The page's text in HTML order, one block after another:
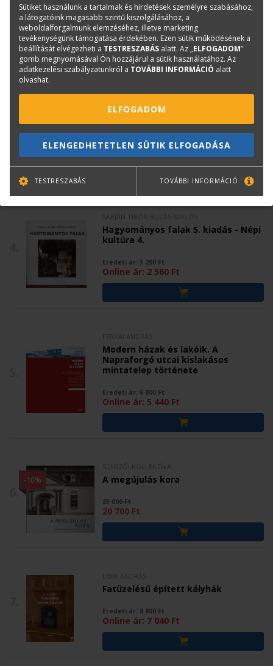
A takaréktűzhely - Népi kultúra 3.
Eredeti ár: 3 400 Ft
Online ár:2 720Ft
MEDGYASSZAY PÉTER-NOVÁK ÁGNES
Eredeti ár:4 500 Ft
Online ár:3 600 Ft
Hagyományos falak 5. kiadás - Népi
kultúra 4.
Eredeti ár: 3 200 Ft
Online ár: 2 560 Ft
Modern házak és lakóik. A
Napraforgó utcai kislakásos
mintatelep története
Eredeti ár: 6 800 Ft
Online ár: 5 440 Ft
-10% A megújulás kora
23 000 Ft
20 700 Ft
Fatüzelésű épített kályhák
Eredeti ár: 8 800 Ft
Online ár: 7 040 Ft
Sütiket használunk a tartalmak és hirdetések személyre szabásához,
a látogatóink magasabb szintű kiszolgálásához, a
weboldalforgalmunk elemzéséhez, illetve marketing
tevékenységünk támogatása érdekében. Ezen sütik működésének a
beállítását elvégezheti a TESTRESZABÁS alatt. Az „ELFOGADOM”
gomb megnyomásával Ön hozzájárul a sütik használatához. Az
adatkezelési szabályzatunkról a TOVÁBBI INFORMÁCIÓ alatt
olvashat.
ELFOGADOM
ELENGEDHETETLEN SÜTIK ELFOGADÁSA
TESTRESZABÁS TOVÁBBI INFORMÁCIÓ